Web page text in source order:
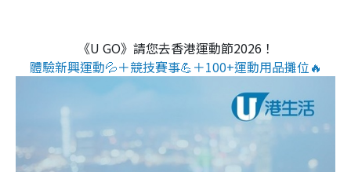
《U GO》請您去香港運動節2026！
體驗新興運動💦＋競技賽事💪＋100+運動用品攤位🔥